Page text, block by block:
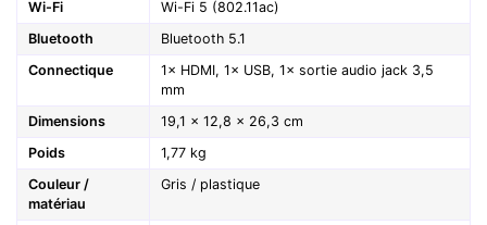
Wi-Fi
Wi-Fi 5 (802.11ac)
Bluetooth
Bluetooth 5.1
Connectique
1× HDMI, 1× USB, 1× sortie audio jack 3,5
mm
Dimensions
19,1 × 12,8 × 26,3 cm
Poids
1,77 kg
Couleur /
matériau
Gris / plastique